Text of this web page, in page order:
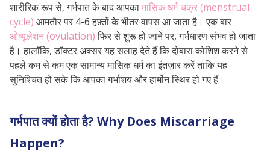
शारीरिक रूप से, गर्भपात के बाद आपकामासिक धर्म चक्र (menstrual
cycle) आमतौर पर 4-6 हफ़्तों के भीतर वापस आ जाता है। एक बार
ओव्यूलेशन (ovulation)फिर से शुरू हो जाने पर, गर्भधारण संभव हो जाता
है। हालाँकि, डॉक्टर अक्सर यह सलाह देते हैं कि दोबारा कोशिश करने से
पहले कम से कम एक सामान्य मासिक धर्म का इंतज़ार करें ताकि यह
सुनिश्चित हो सके कि आपका गर्भाशय और हार्मोन स्थिर हो गए हैं।
गर्भपात क्यों होता है? Why Does Miscarriage
Happen?